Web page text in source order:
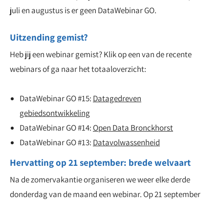
juli en augustus is er geen DataWebinar GO.
Uitzending gemist?
Heb jij een webinar gemist? Klik op een van de recente
webinars of ga naar het totaaloverzicht:
DataWebinar GO #15: Datagedreven
gebiedsontwikkeling
DataWebinar GO #14: Open Data Bronckhorst
DataWebinar GO #13: Datavolwassenheid
Hervatting op 21 september: brede welvaart
Na de zomervakantie organiseren we weer elke derde
donderdag van de maand een webinar. Op 21 september